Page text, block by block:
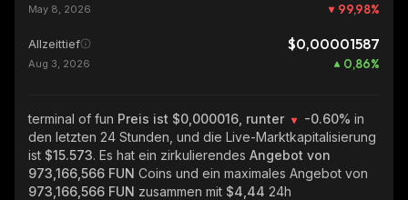
May 8, 2026 99,98%
Allzeittief $0,00001587
Aug 3, 2026 0,86%
terminal of fun Preis ist $0,000016, runter -0.60% in
den letzten 24 Stunden, und die Live-Marktkapitalisierung
ist $15.573. Es hat ein zirkulierendes Angebot von
973,166,566 FUN Coins und ein maximales Angebot von
973,166,566 FUN zusammen mit $4,44 24h